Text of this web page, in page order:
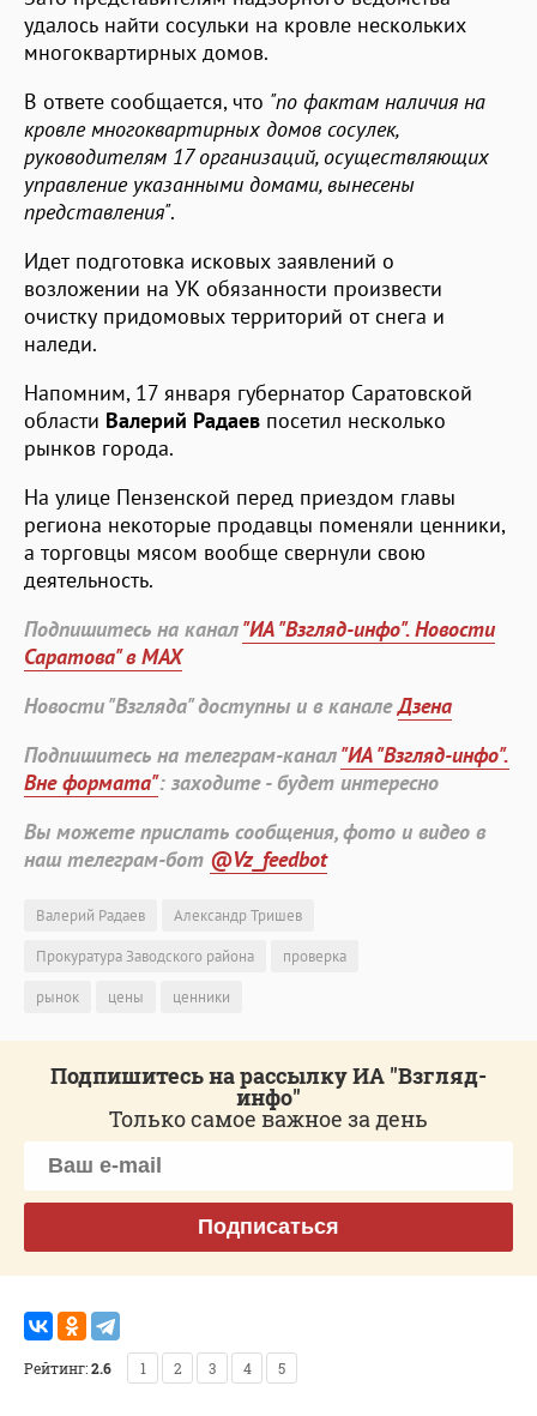
удалось найти сосульки на кровле нескольких
многоквартирных домов.
В ответе сообщается, что "по фактам наличия на
кровле многоквартирных домов сосулек,
руководителям 17 организаций, осуществляющих
управление указанными домами, вынесены
представления".
Идет подготовка исковых заявлений о
возложении на УК обязанности произвести
очистку придомовых территорий от снега и
наледи.
Напомним, 17 января губернатор Саратовской
области Валерий Радаев посетил несколько
рынков города.
На улице Пензенской перед приездом главы
региона некоторые продавцы поменяли ценники,
а торговцы мясом вообще свернули свою
деятельность.
Подпишитесь на канал"ИА "Взгляд-инфо". Новости
Саратова" в MAX
Новости "Взгляда" доступны и в каналеДзена
Подпишитесь на телеграм-канал"ИА "Взгляд-инфо".
Вне формата": заходите - будет интересно
Вы можете прислать сообщения, фото и видео в
наш телеграм-бот @Vz_feedbot
Валерий Радаев
Александр Тришев
Прокуратура Заводского района
проверка
рынок
цены ценники
Подпишитесь на рассылку ИА "Взгляд-
инфо"
Только самое важное за день
Подписаться
Рейтинг:2.6 1 2 3 4 5